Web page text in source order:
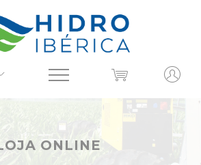
ONLINE
PROCURA?